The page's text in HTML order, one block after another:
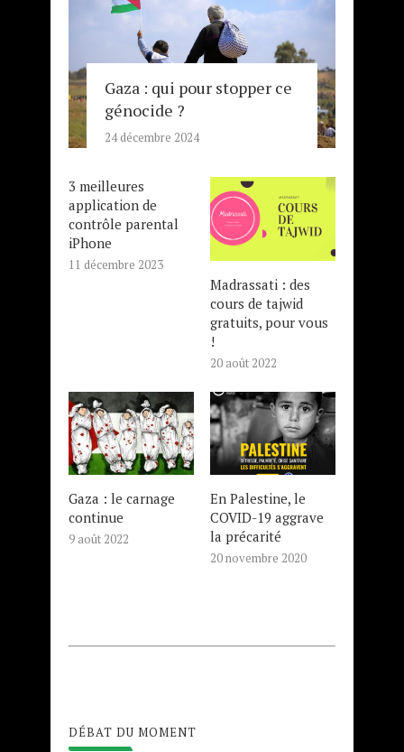
Gaza : qui pour stopper ce
génocide ?
24 décembre 2024
3 meilleures
application de
contrôle parental
iPhone
11 décembre 2023
Madrassati : des
cours de tajwid
gratuits, pour vous
!
20 août 2022
Gaza : le carnage
continue
9 août 2022
En Palestine, le
COVID-19 aggrave
la précarité
20 novembre 2020
DÉBAT DU MOMENT